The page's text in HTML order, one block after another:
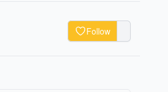
Follow